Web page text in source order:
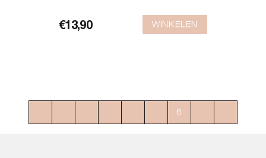
€13,90 WINKELEN
6